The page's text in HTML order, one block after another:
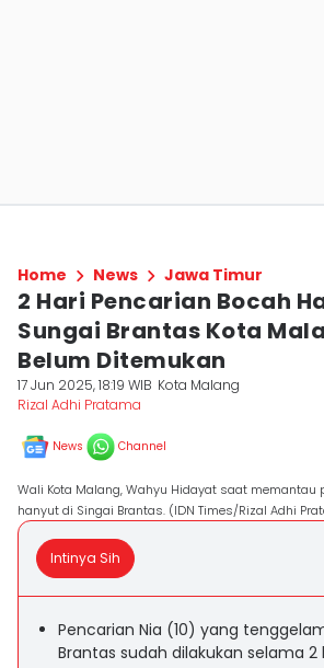
Home News Jawa Timur
2 Hari Pencarian Bocah
Sungai Brantas Kota
Belum Ditemukan
17 Jun 2025, 18:19 WIB Kota Malang
Rizal Adhi Pratama
News Channel
Wali Kota Malang, Wahyu Hidayat saat memantau
hanyut di Singai Brantas. (IDN Times/Rizal Adhi
Intinya Sih
Pencarian Nia (10) yang
Brantas sudah dilakukan selama 2